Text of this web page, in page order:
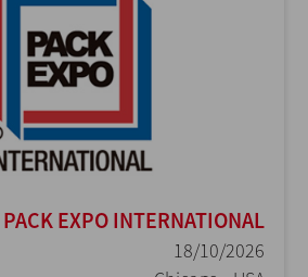
PACK EXPO INTERNATIONAL
18/10/2026